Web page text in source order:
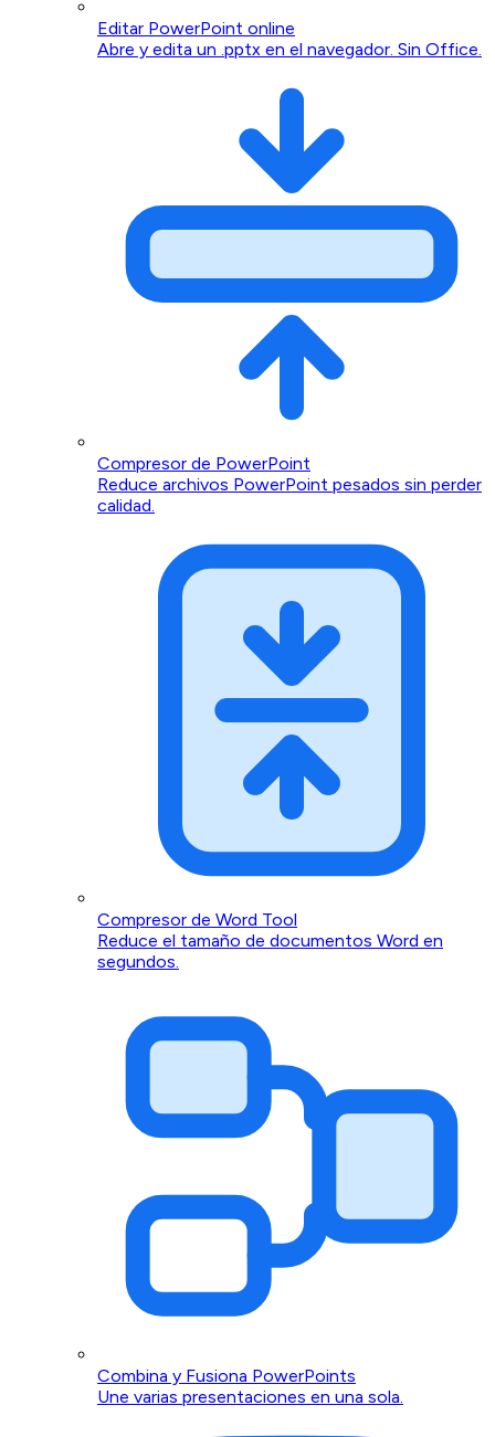
Editar PowerPoint online
Abre y edita un .pptx en el navegador. Sin Office.
Compresor de PowerPoint
Reduce archivos PowerPoint pesados sin perder
calidad.
Compresor de Word Tool
Reduce el tamaño de documentos Word en
segundos.
Combina y Fusiona PowerPoints
Une varias presentaciones en una sola.